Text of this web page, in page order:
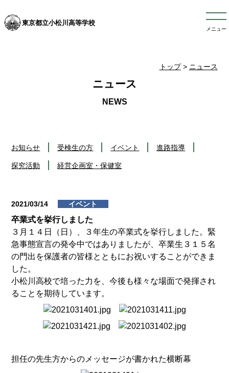
東京都立小松川高等学校
メニュー
トップ> ニュース
ニュース
お知らせ 受検生の方 イベント 進路指導
探究活動 経営企画室・保健室
2021/03/14 イベント
卒業式を挙行しました
３月１４日（日）、３年生の卒業式を挙行しました。緊
急事態宣言の発令中ではありましたが、卒業生３１５名
の門出を保護者の皆様とともにお祝いすることができま
した。
小松川高校で培った力を、今後も様々な場面で発揮され
ることを期待しています。
担任の先生方からのメッセージが書かれた横断幕